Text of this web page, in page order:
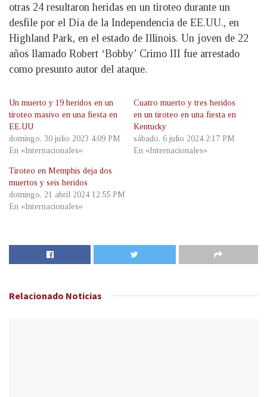
otras 24 resultaron heridas en un tiroteo durante un
desfile por el Día de la Independencia de EE.UU., en
Highland Park, en el estado de Illinois. Un joven de 22
años llamado Robert ‘Bobby’ Crimo III fue arrestado
como presunto autor del ataque.
Un muerto y 19 heridos en un
tiroteo masivo en una fiesta en
EE.UU
domingo, 30 julio 2023 4:09 PM
En «Internacionales»
Cuatro muerto y tres heridos
en un tiroteo en una fiesta en
Kentucky
sábado, 6 julio 2024 2:17 PM
En «Internacionales»
Tiroteo en Memphis deja dos
muertos y seis heridos
domingo, 21 abril 2024 12:55 PM
En «Internacionales»
Relacionado Noticias